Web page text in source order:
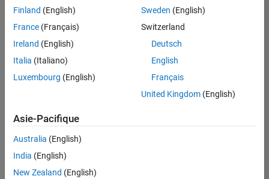
pouvez
élargir
votre
recherche
ou
afficher
l’ensemble
d'emploi.
malgré
tout
vous
Finland (English)
France (Français)
Ireland (English)
Italia (Italiano)
Luxembourg (English)
Sweden (English)
Switzerland
Deutsch
English
Français
United Kingdom(English)
Asie-Pacifique
Australia (English)
India (English)
New Zealand (English)